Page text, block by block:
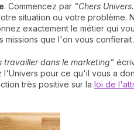
. Commencez par "Chers
situation ou votre problème.
exactement le métier qui
missions que l'on vous confierait.
travailler dans le marketing"
pour ce qu'il vous a
très positive sur la loi de